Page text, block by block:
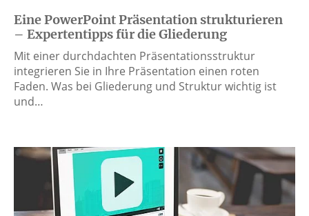
Eine PowerPoint Präsentation strukturieren
– Expertentipps für die Gliederung
Mit einer durchdachten Präsentationsstruktur
integrieren Sie in Ihre Präsentation einen roten
Faden. Was bei Gliederung und Struktur wichtig ist
und…